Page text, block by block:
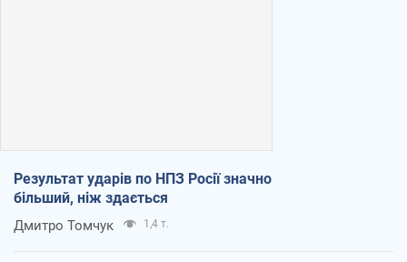
Результат ударів по НПЗ Росії значно
більший, ніж здається
Дмитро Томчук 1,4 т.